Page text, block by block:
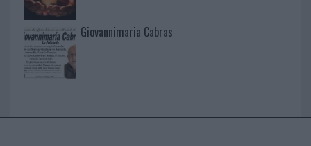
Giovannimaria Cabras